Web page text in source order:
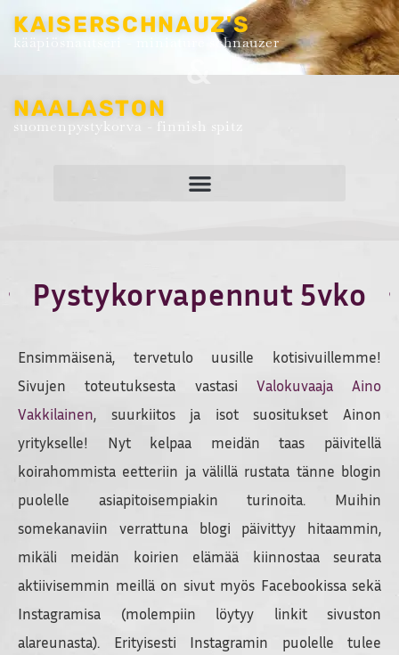
KAISERSCHNAUZ'S
kääpiösnautseri - miniature schnauzer
&
NAALASTON
suomenpystykorva - finnish spitz
Pystykorvapennut 5vko
Ensimmäisenä, tervetulo uusille kotisivuillemme!
Sivujen toteutuksesta vastasi Valokuvaaja Aino
Vakkilainen, suurkiitos ja isot suositukset Ainon
yritykselle! Nyt kelpaa meidän taas päivitellä
koirahommista eetteriin ja välillä rustata tänne blogin
puolelle asiapitoisempiakin turinoita. Muihin
somekanaviin verrattuna blogi päivittyy hitaammin,
mikäli meidän koirien elämää kiinnostaa seurata
aktiivisemmin meillä on sivut myös Facebookissa sekä
Instagramisa (molempiin löytyy linkit sivuston
alareunasta). Erityisesti Instagramin puolelle tulee